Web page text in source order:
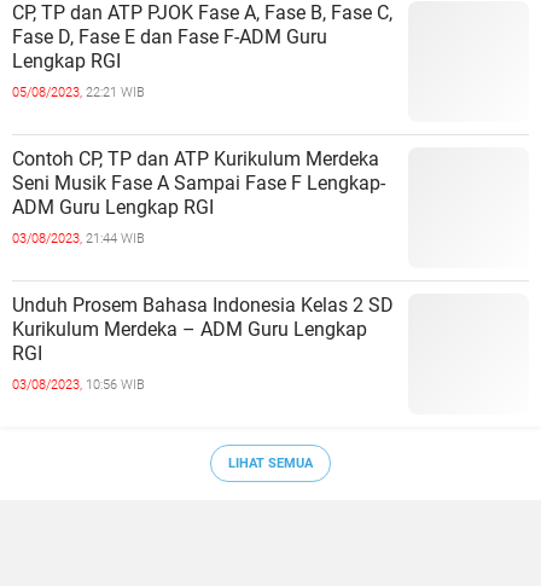
CP, TP dan ATP PJOK Fase A, Fase B, Fase C,
Fase D, Fase E dan Fase F-ADM Guru
Lengkap RGI
05/08/2023, 22:21 WIB
Contoh CP, TP dan ATP Kurikulum Merdeka
Seni Musik Fase A Sampai Fase F Lengkap-
ADM Guru Lengkap RGI
03/08/2023, 21:44 WIB
Unduh Prosem Bahasa Indonesia Kelas 2 SD
Kurikulum Merdeka – ADM Guru Lengkap
RGI
03/08/2023, 10:56 WIB
LIHAT SEMUA